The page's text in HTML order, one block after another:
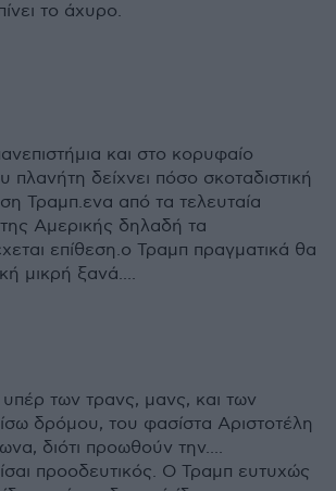
το άχυρο.
και στο κορυφαίο
πλανήτη δείχνει πόσο σκοταδιστική
Τραμπ.ενα από τα τελευταία
Αμερικής δηλαδή τα
επίθεση.ο Τραμπ πραγματικά θα
μικρή ξανά....
υπέρ των τρανς, μανς, και των
δρόμου, του φασίστα Αριστοτέλη
διότι προωθούν την....
προοδευτικός. Ο Τραμπ ευτυχώς